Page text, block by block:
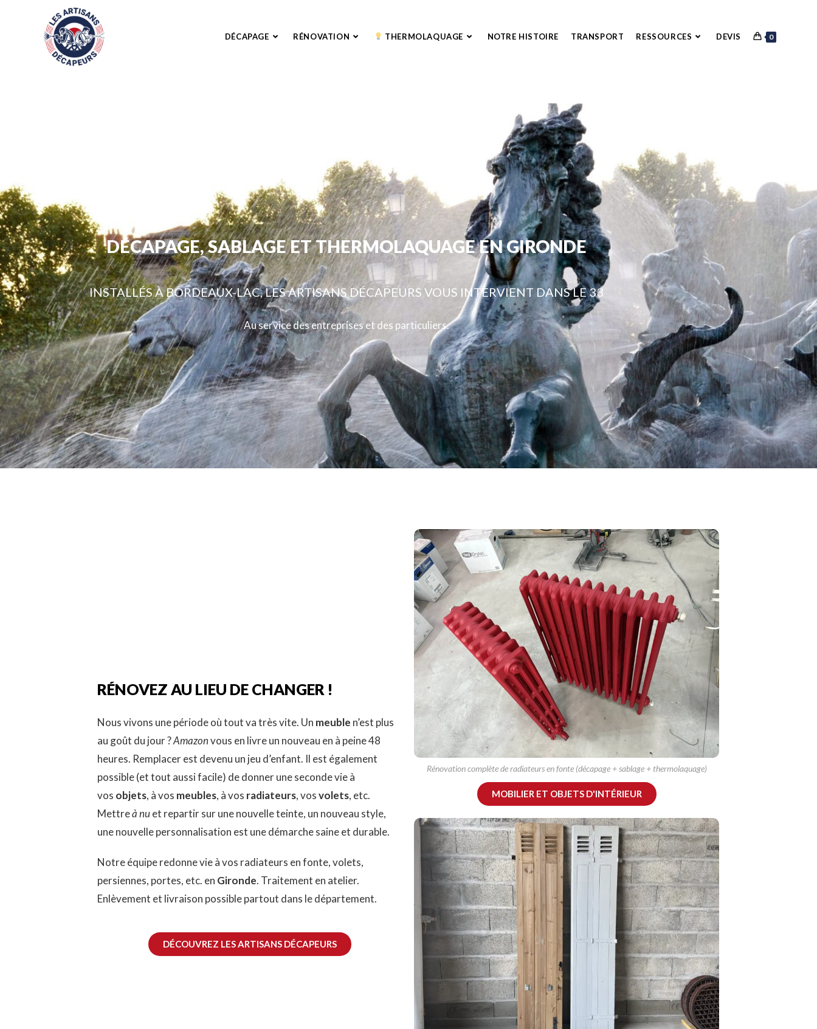
DÉCAPAGE RÉNOVATION THERMOLAQUAGE NOTRE HISTOIRE TRANSPORT RESSOURCES DEVIS 0
DÉCAPAGE, SABLAGE ET THERMOLAQUAGE EN GIRONDE
INSTALLÉS À BORDEAUX-LAC, LES ARTISANS DÉCAPEURS VOUS INTERVIENT DANS LE 33
Au service des entreprises et des particuliers.
RÉNOVEZ AU LIEU DE CHANGER !
Nous vivons une période où tout va très vite. Un meuble n’est plus
au goût du jour ?Amazonvous en livre un nouveau en à peine 48
heures. Remplacer est devenu un jeu d’enfant. Il est également
possible (et tout aussi facile) de donner une seconde vie à
vos objets, à vos meubles, à vos radiateurs, vosvolets, etc.
Mettreà nuet repartir sur une nouvelle teinte, un nouveau style,
une nouvelle personnalisation est une démarche saine et durable.
Notre équipe redonne vie à vos radiateurs en fonte, volets,
persiennes, portes, etc. en Gironde. Traitement en atelier.
Enlèvement et livraison possible partout dans le département.
DÉCOUVREZ LES ARTISANS DÉCAPEURS
Rénovation complète de radiateurs en fonte (décapage + sablage + thermolaquage)
MOBILIER ET OBJETS D'INTÉRIEUR